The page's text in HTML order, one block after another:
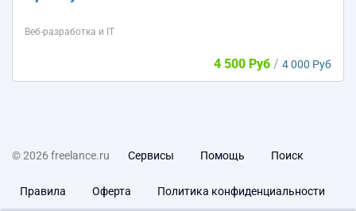
Веб-разработка и IT
4 500 Руб / 4 000 Руб
© 2026 freelance.ru Сервисы Помощь Поиск
Правила Оферта Политика конфиденциальности